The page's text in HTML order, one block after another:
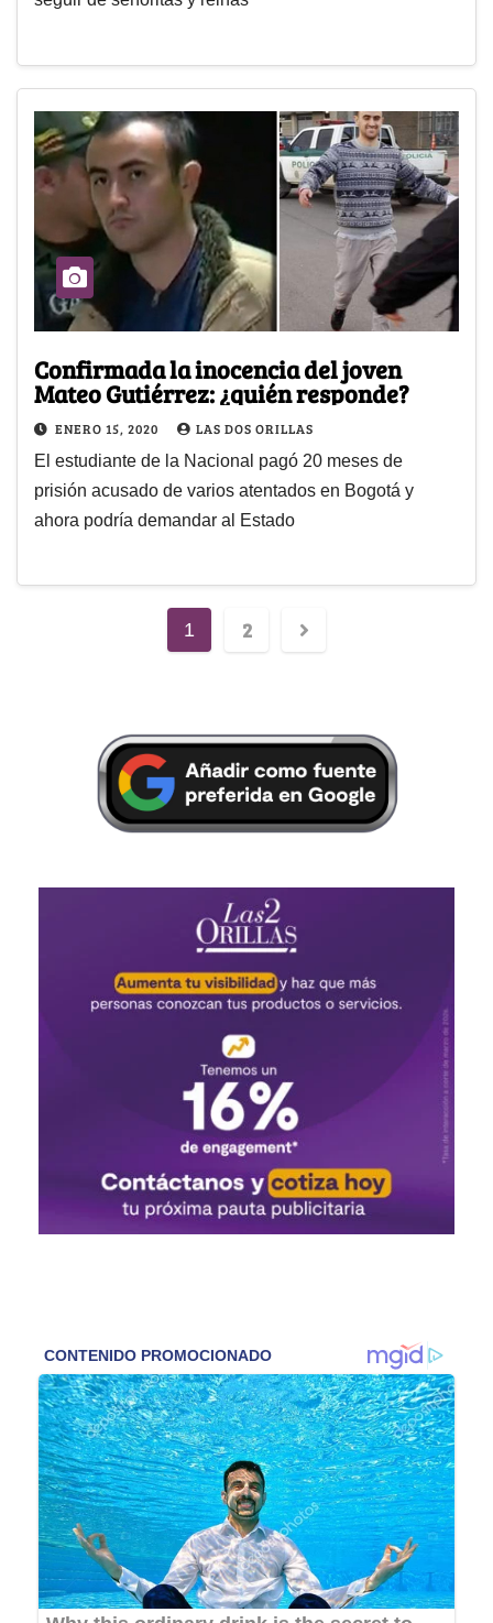
Confirmada la inocencia del joven
Mateo Gutiérrez: ¿quién responde?
ENERO 15, 2020 LAS DOS ORILLAS
El estudiante de la Nacional pagó 20 meses de
prisión acusado de varios atentados en Bogotá y
ahora podría demandar al Estado
1 2